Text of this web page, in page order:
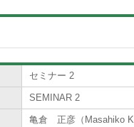
セミナー 2
SEMINAR 2
亀倉 正彦（Masahiko